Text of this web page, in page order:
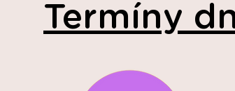
Termíny